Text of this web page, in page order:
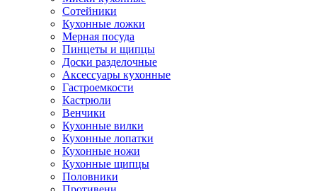
Сотейники
Кухонные ложки
Мерная посуда
Пинцеты и щипцы
Доски разделочные
Аксессуары кухонные
Гастроемкости
Кастрюли
Венчики
Кухонные вилки
Кухонные лопатки
Кухонные ножи
Кухонные щипцы
Половники